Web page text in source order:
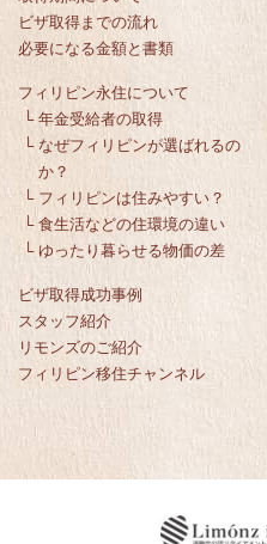
ビザ取得までの流れ
必要になる金額と書類
フィリピン永住について
└ 年金受給者の取得
└ なぜフィリピンが選ばれるの
か？
└ フィリピンは住みやすい？
└ 食生活などの住環境の違い
└ ゆったり暮らせる物価の差
ビザ取得成功事例
スタッフ紹介
リモンズのご紹介
フィリピン移住チャンネル